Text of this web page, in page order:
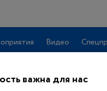
Видео
важна для нас